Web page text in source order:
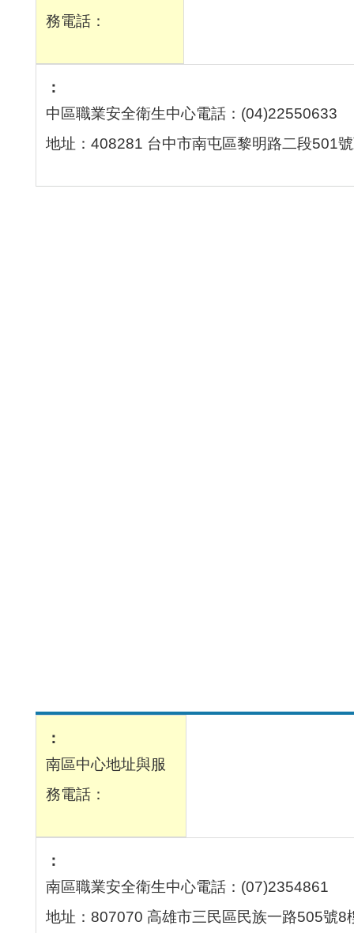
務電話：
中區職業安全衛生中心電話：(04)22550633
地址：408281 台中市南屯區黎明路二段501
南區中心地址與服
務電話：
南區職業安全衛生中心電話：(07)2354861
地址：807070 高雄市三民區民族一路505號8